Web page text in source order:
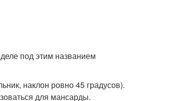
под этим названием
наклон ровно 45 градусов).
для мансарды.